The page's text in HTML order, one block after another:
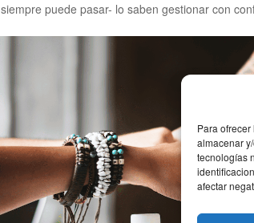
Para
almacenar
tecnologías
afectar
puede pasar- lo saben gestionar con